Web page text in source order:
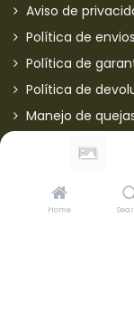
Home
Aviso de
Política de envios
Política de
Política de
Manejo de
Aviso de
Mantente